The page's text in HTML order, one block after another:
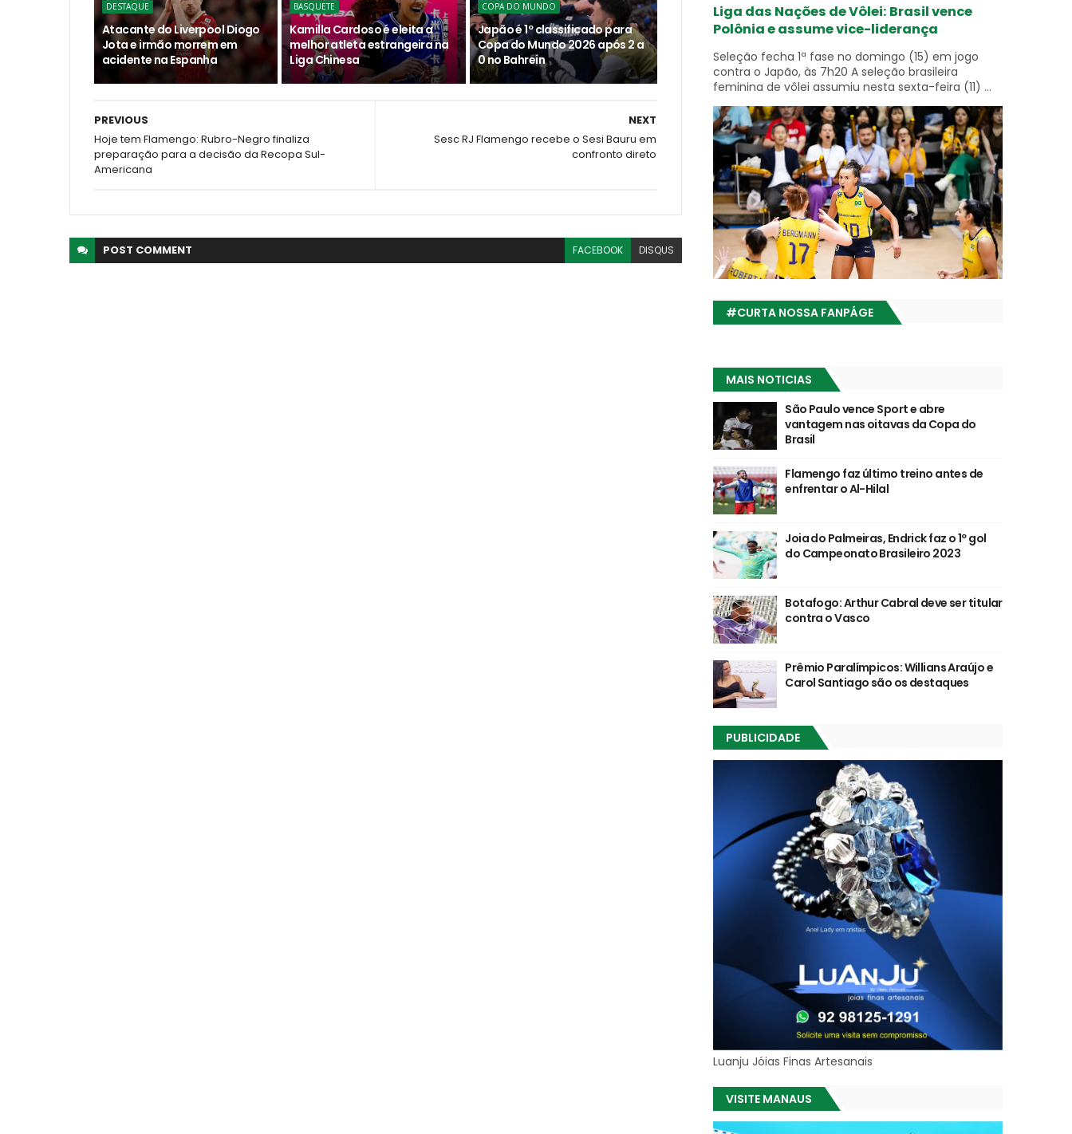
DESTAQUE
Atacante do Liverpool Diogo
Jota e irmão morrem em
acidente na Espanha
BASQUETE
Kamilla Cardoso é eleita a
melhor atleta estrangeira na
Liga Chinesa
COPA DO MUNDO
Japão é 1º classificado para
Copa do Mundo 2026 após 2 a
0 no Bahrein
NEXT
Sesc RJ Flamengo recebe o Sesi Bauru em
confronto direto
PREVIOUS
Hoje tem Flamengo: Rubro-Negro finaliza
preparação para a decisão da Recopa Sul-
Americana
POST COMMENT FACEBOOK DISQUS
Liga das Nações de Vôlei: Brasil vence
Polônia e assume vice-liderança
Seleção fecha 1ª fase no domingo (15) em jogo
contra o Japão, às 7h20 A seleção brasileira
feminina de vôlei assumiu nesta sexta-feira (11) ...
#CURTA NOSSA FANPÁGE
MAIS NOTICIAS
São Paulo vence Sport e abre
vantagem nas oitavas da Copa do
Brasil
Flamengo faz último treino antes de
enfrentar o Al-Hilal
Joia do Palmeiras, Endrick faz o 1º gol
do Campeonato Brasileiro 2023
Botafogo: Arthur Cabral deve ser titular
contra o Vasco
Prêmio Paralímpicos: Willians Araújo e
Carol Santiago são os destaques
PUBLICIDADE
Luanju Jóias Finas Artesanais
VISITE MANAUS